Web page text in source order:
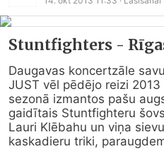
Stuntfighters -
Daugavas koncertzāle
JUST vēl pēdējo reizi 2013
sezonā izmantos pašu
gaidītais Stuntfighteru
Lauri Klēbahu un viņa
kaskadieru triki,